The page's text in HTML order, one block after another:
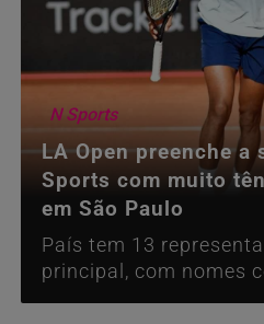
N Sports
LA Open preenche a
Sports com muito
em São Paulo
País tem 13
principal, com nomes
Reis e Guto Miguel